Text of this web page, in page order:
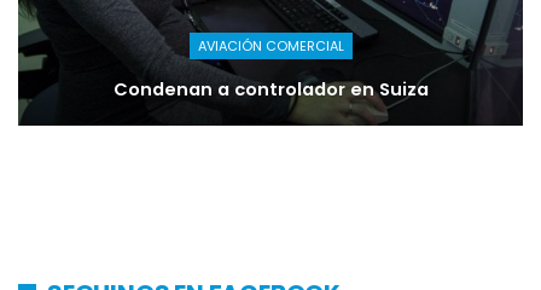
AVIACIÓN COMERCIAL
Condenan a controlador en Suiza